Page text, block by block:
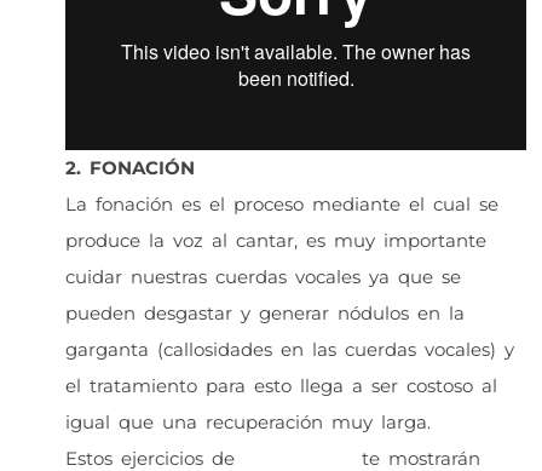
2. FONACIÓN
La fonación es el proceso mediante el cual se
produce la voz al cantar, es muy importante
cuidar nuestras cuerdas vocales ya que se
pueden desgastar y generar nódulos en la
garganta (callosidades en las cuerdas vocales) y
el tratamiento para esto llega a ser costoso al
igual que una recuperación muy larga.
Estos ejercicios de
te mostrarán